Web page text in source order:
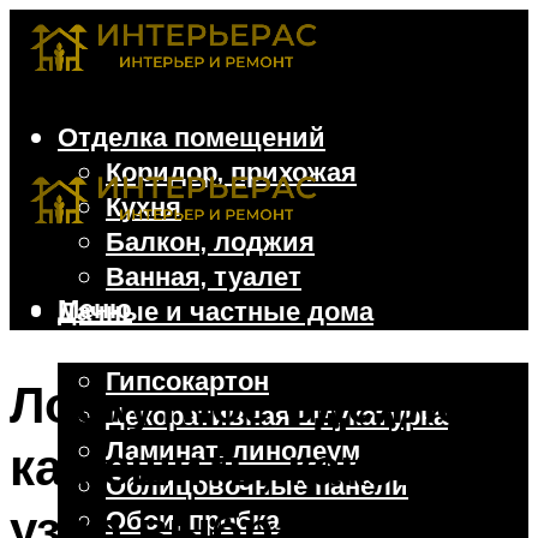
Отделка помещений
Коридор, прихожая
Кухня
Балкон, лоджия
Ванная, туалет
Дачные и частные дома
Гипсокартон
Декоративная штукатурка
Ламинат, линолеум
Облицовочные панели
Обои, пробка
Меню
Лоскутное одеяло:
как сшить, какой